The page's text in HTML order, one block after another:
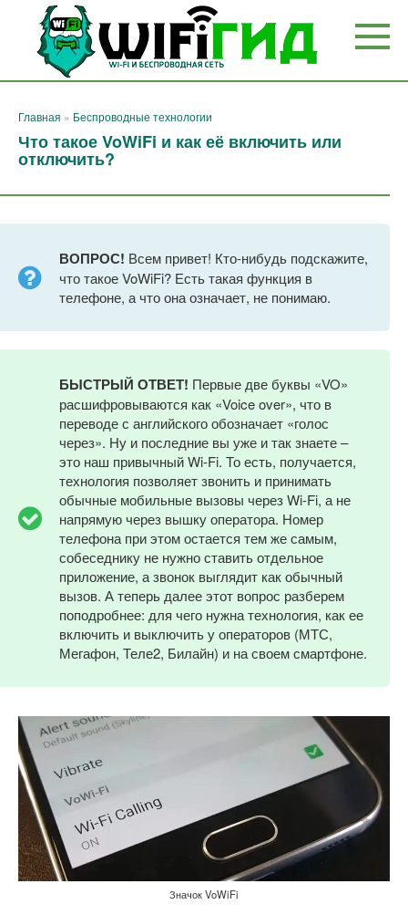
Перейти
контенту
Главная » Беспроводные технологии
Что такое VoWiFi и как её включить или
отключить?
ВОПРОС! Всем привет! Кто-нибудь подскажите,
что такое VoWiFi? Есть такая функция в
телефоне, а что она означает, не понимаю.
БЫСТРЫЙ ОТВЕТ! Первые две буквы «VO»
расшифровываются как «Voice over», что в
переводе с английского обозначает «голос
через». Ну и последние вы уже и так знаете –
это наш привычный Wi-Fi. То есть, получается,
технология позволяет звонить и принимать
обычные мобильные вызовы через Wi-Fi, а не
напрямую через вышку оператора. Номер
телефона при этом остается тем же самым,
собеседнику не нужно ставить отдельное
приложение, а звонок выглядит как обычный
вызов. А теперь далее этот вопрос разберем
поподробнее: для чего нужна технология, как ее
включить и выключить у операторов (МТС,
Мегафон, Теле2, Билайн) и на своем смартфоне.
Значок VoWiFi